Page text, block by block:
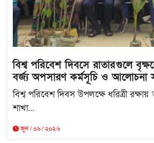
বিশ্ব পরিবেশ দিবসে রাতারগুলে
বর্জ্য অপসারণ কর্মসূচি ও আলোচনা
বিশ্ব পরিবেশ দিবস উপলক্ষে ধরিত্রী
শাখা...
জুন / ০৬ / ২০২৬